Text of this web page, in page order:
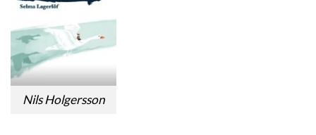
Nils Holgersson